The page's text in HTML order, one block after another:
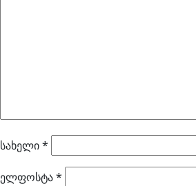
სახელი*
ელფოსტა*